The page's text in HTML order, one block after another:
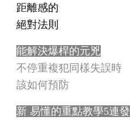
距離感的
絕對法則
能解決爆桿的元兇
不停重複犯同樣失誤時
該如何預防
新 易懂的重點教學5連發